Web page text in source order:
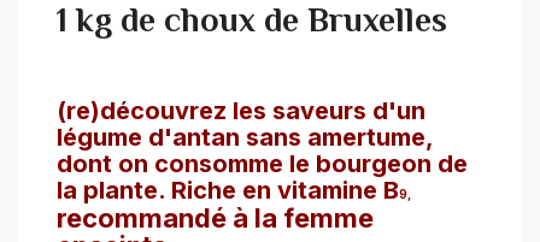
1 kg de choux de Bruxelles
(re)découvrez les saveurs d'un
légume d'antan sans amertume,
dont on consomme le bourgeon de
la plante. Riche en vitamine B9,
recommandé à la femme